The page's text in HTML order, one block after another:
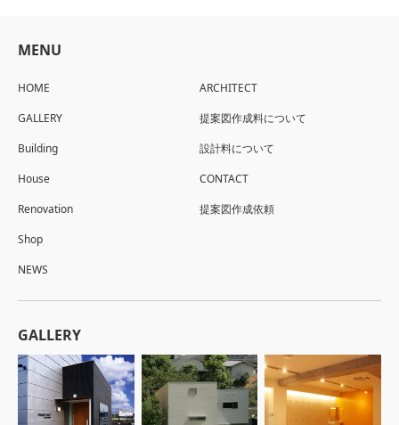
MENU
HOME
GALLERY
Building
House
Renovation
Shop
NEWS
ARCHITECT
提案図作成料について
設計料について
CONTACT
提案図作成依頼
GALLERY